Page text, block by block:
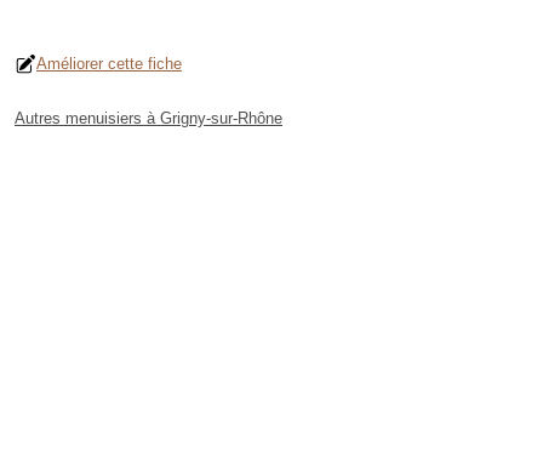
Améliorer cette fiche
Autres menuisiers à Grigny-sur-Rhône